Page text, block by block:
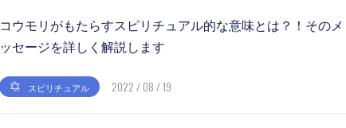
コウモリがもたらすスピリチュアル的な意味とは？！そのメ
ッセージを詳しく解説します
スピリチュアル 2022 / 08 / 19